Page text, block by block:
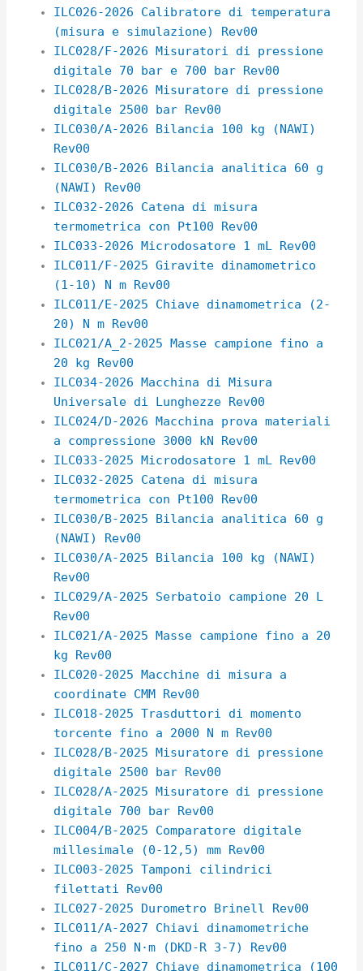
ILC026-2026 Calibratore di temperatura
(misura e simulazione) Rev00
ILC028/F-2026 Misuratori di pressione
digitale 70 bar e 700 bar Rev00
ILC028/B-2026 Misuratore di pressione
digitale 2500 bar Rev00
ILC030/A-2026 Bilancia 100 kg (NAWI)
Rev00
ILC030/B-2026 Bilancia analitica 60 g
(NAWI) Rev00
ILC032-2026 Catena di misura
termometrica con Pt100 Rev00
ILC033-2026 Microdosatore 1 mL Rev00
ILC011/F-2025 Giravite dinamometrico
(1-10) N m Rev00
ILC011/E-2025 Chiave dinamometrica (2-
20) N m Rev00
ILC021/A_2-2025 Masse campione fino a
20 kg Rev00
ILC034-2026 Macchina di Misura
Universale di Lunghezze Rev00
ILC024/D-2026 Macchina prova materiali
a compressione 3000 kN Rev00
ILC033-2025 Microdosatore 1 mL Rev00
ILC032-2025 Catena di misura
termometrica con Pt100 Rev00
ILC030/B-2025 Bilancia analitica 60 g
(NAWI) Rev00
ILC030/A-2025 Bilancia 100 kg (NAWI)
Rev00
ILC029/A-2025 Serbatoio campione 20 L
Rev00
ILC021/A-2025 Masse campione fino a 20
kg Rev00
ILC020-2025 Macchine di misura a
coordinate CMM Rev00
ILC018-2025 Trasduttori di momento
torcente fino a 2000 N m Rev00
ILC028/B-2025 Misuratore di pressione
digitale 2500 bar Rev00
ILC028/A-2025 Misuratore di pressione
digitale 700 bar Rev00
ILC004/B-2025 Comparatore digitale
millesimale (0-12,5) mm Rev00
ILC003-2025 Tamponi cilindrici
filettati Rev00
ILC027-2025 Durometro Brinell Rev00
ILC011/A-2027 Chiavi dinamometriche
fino a 250 N·m (DKD-R 3-7) Rev00
ILC011/C-2027 Chiave dinamometrica (100